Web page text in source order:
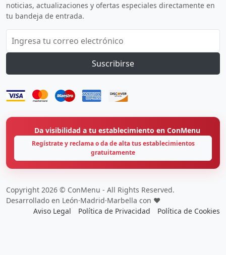
noticias, actualizaciones y ofertas especiales directamente en
tu bandeja de entrada.
Suscribirse
Da visibilidad a tu establecimiento en ConMenu
Regístrate y reclama o da de alta tus establecimientos
gratuitamente
Copyright 2026 © ConMenu - All Rights Reserved.
Desarrollado en León·Madrid·Marbella con ❤️
Aviso Legal
Política de Privacidad Política de Cookies